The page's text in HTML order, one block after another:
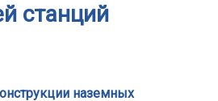
станций
наземных